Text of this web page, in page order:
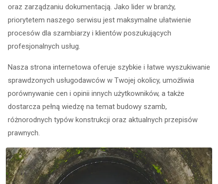
oraz zarządzaniu dokumentacją. Jako lider w branży,
priorytetem naszego serwisu jest maksymalne ułatwienie
procesów dla szambiarzy i klientów poszukujących
profesjonalnych usług.
Nasza strona internetowa oferuje szybkie i łatwe wyszukiwanie
sprawdzonych usługodawców w Twojej okolicy, umożliwia
porównywanie cen i opinii innych użytkowników, a także
dostarcza pełną wiedzę na temat budowy szamb,
różnorodnych typów konstrukcji oraz aktualnych przepisów
prawnych.